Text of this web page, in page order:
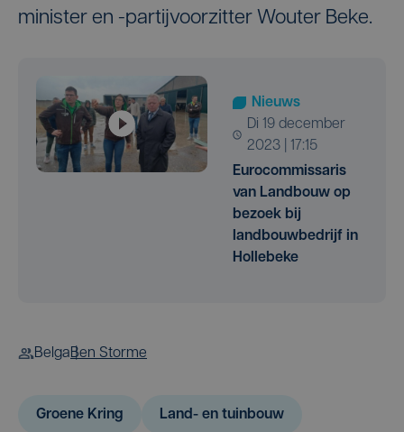
minister en -partijvoorzitter Wouter Beke.
Nieuws
di 19 december
2023 | 17:15
Eurocommissaris
van Landbouw op
bezoek bij
landbouwbedrijf in
Hollebeke
BelgaBen Storme
Groene Kring Land- en tuinbouw